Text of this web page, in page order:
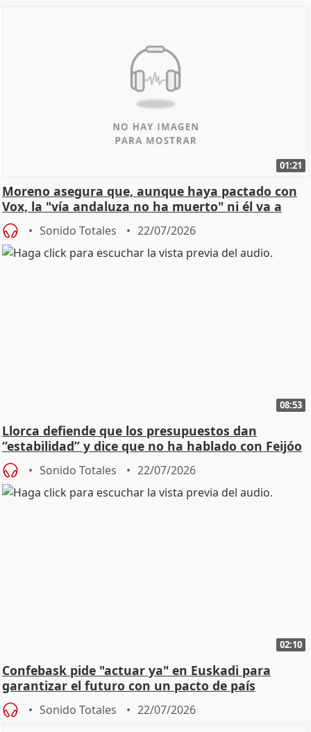
01:21
Moreno asegura que, aunque haya pactado con
Vox, la "vía andaluza no ha muerto" ni él va a
"cambiar"
Sonido Totales 22/07/2026
08:53
Llorca defiende que los presupuestos dan
“estabilidad” y dice que no ha hablado con Feijóo
Sonido Totales 22/07/2026
02:10
Confebask pide "actuar ya" en Euskadi para
garantizar el futuro con un pacto de país
Sonido Totales 22/07/2026